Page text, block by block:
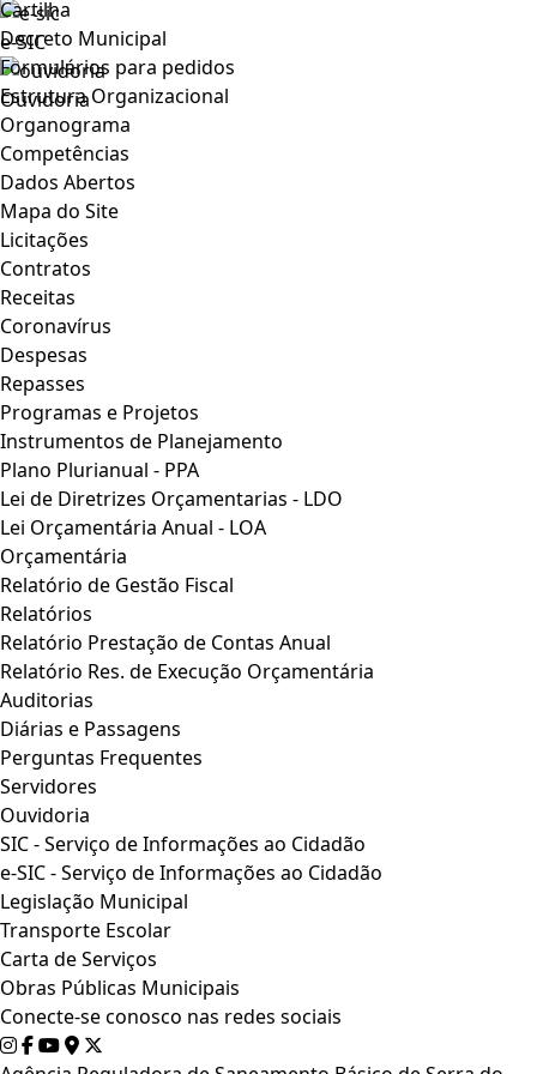
e-SIC
Ouvidoria
Cartilha
Decreto Municipal
Formulários para pedidos
Estrutura Organizacional
Organograma
Competências
Dados Abertos
Mapa do Site
Licitações
Contratos
Receitas
Coronavírus
Despesas
Repasses
Programas e Projetos
Instrumentos de Planejamento
Plano Plurianual - PPA
Lei de Diretrizes Orçamentarias - LDO
Lei Orçamentária Anual - LOA
Orçamentária
Relatório de Gestão Fiscal
Relatórios
Relatório Prestação de Contas Anual
Relatório Res. de Execução Orçamentária
Auditorias
Diárias e Passagens
Perguntas Frequentes
Servidores
Ouvidoria
SIC - Serviço de Informações ao Cidadão
e-SIC - Serviço de Informações ao Cidadão
Legislação Municipal
Transporte Escolar
Carta de Serviços
Obras Públicas Municipais
Conecte-se conosco nas redes sociais